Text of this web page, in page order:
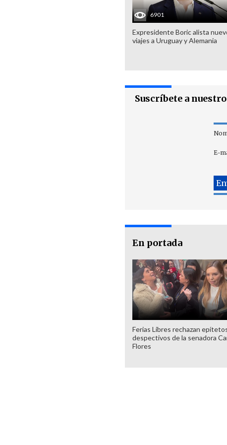
6901
Expresidente Boric alista
viajes a Uruguay y Alemania
Suscríbete a
E-
En portada
Ferias Libres rechazan
despectivos de la senadora
Flores